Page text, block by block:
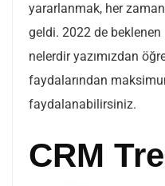
yararlanmak, her
geldi. 2022 de beklenen
nelerdir yazımızdan
faydalarından
faydalanabilirsiniz.
CRM